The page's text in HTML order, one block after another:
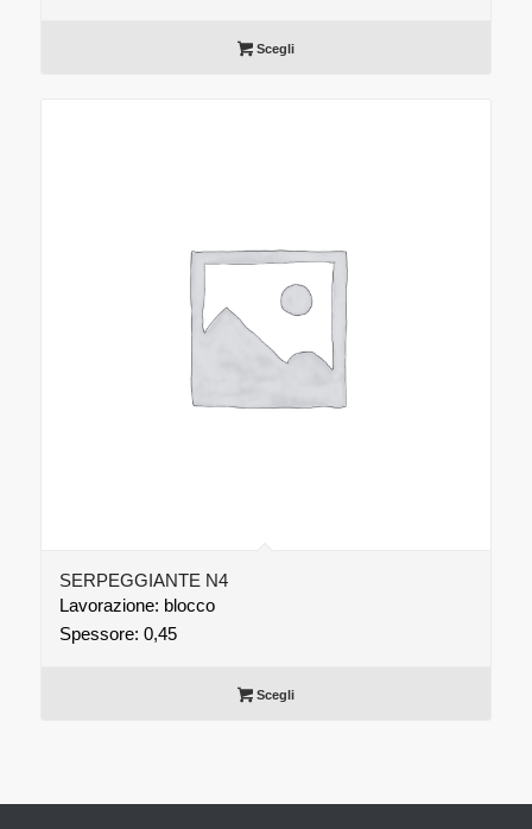
Scegli
SERPEGGIANTE N4
Lavorazione: blocco
Spessore: 0,45
Scegli